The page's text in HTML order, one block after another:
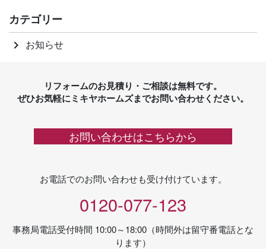
カテゴリー
keyboard_arrow_right お知らせ
リフォームのお見積り・ご相談は無料です。
ぜひお気軽にミキヤホームズまでお問い合わせください。
お問い合わせはこちらから
お電話でのお問い合わせも受け付けています。
0120-077-123
事務局電話受付時間 10:00～18:00（時間外は留守番電話とな
ります）